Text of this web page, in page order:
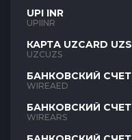
UPI INR
UPIINR
КАРТА UZCARD UZS
UZCUZS
БАНКОВСКИЙ СЧЕТ
AED
WIREAED
БАНКОВСКИЙ СЧЕТ
ARS
WIREARS